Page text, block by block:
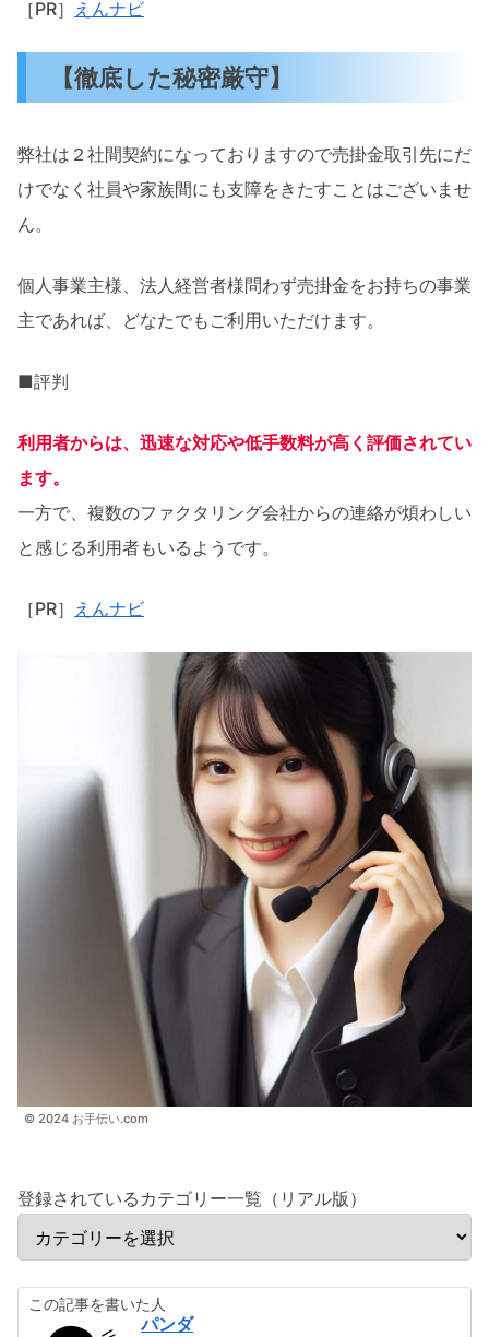
［PR］ えんナビ
【徹底した秘密厳守】
弊社は２社間契約になっておりますので売掛金取引先にだ
けでなく社員や家族間にも支障をきたすことはございませ
ん。
個人事業主様、法人経営者様問わず売掛金をお持ちの事業
主であれば、どなたでもご利用いただけます。
■評判
利用者からは、迅速な対応や低手数料が高く評価されてい
ます。
一方で、複数のファクタリング会社からの連絡が煩わしい
と感じる利用者もいるようです。
［PR］ えんナビ
© 2024 お手伝い.com
登録されているカテゴリー一覧（リアル版）
この記事を書いた人
パンダ